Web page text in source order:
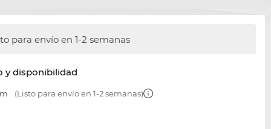
para envío en 1-2 semanas
y disponibilidad
(Listo para envío en 1-2 semanas)